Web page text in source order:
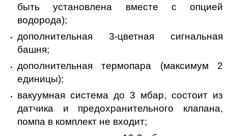
быть установлена вместе с опцией
водорода);
дополнительная 3-цветная сигнальная
башня;
дополнительная термопара (максимум 2
единицы);
вакуумная система до 3 мбар, состоит из
датчика и предохранительного клапана,
помпа в комплект не входит;